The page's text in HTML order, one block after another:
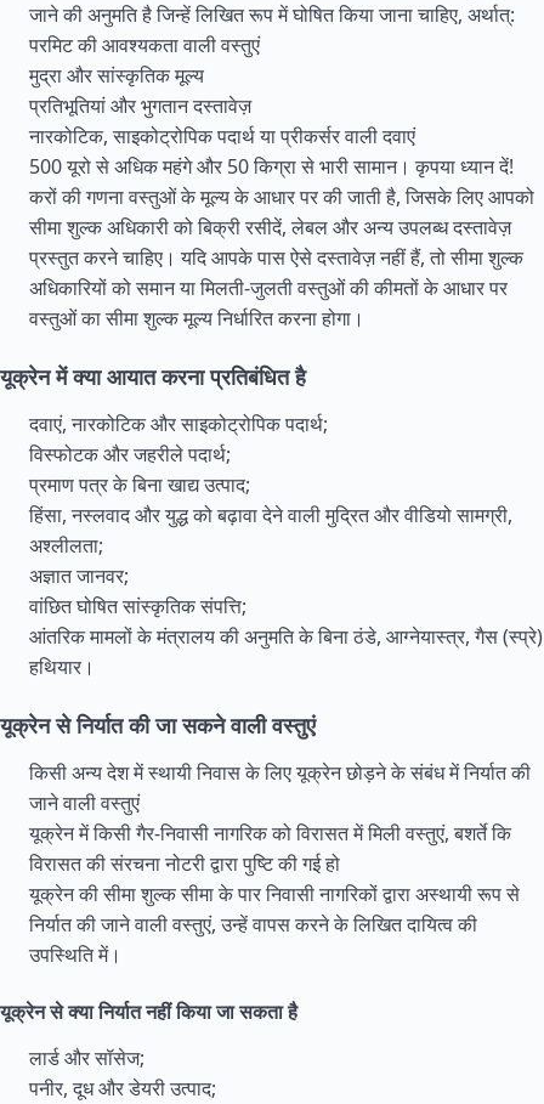
जाने की अनुमति है जिन्हें लिखित रूप में घोषित किया जाना चाहिए, अर्थात्:
परमिट की आवश्यकता वाली वस्तुएं
मुद्रा और सांस्कृतिक मूल्य
प्रतिभूतियां और भुगतान दस्तावेज़
नारकोटिक, साइकोट्रोपिक पदार्थ या प्रीकर्सर वाली दवाएं
500 यूरो से अधिक महंगे और 50 किग्रा से भारी सामान। कृपया ध्यान दें!
करों की गणना वस्तुओं के मूल्य के आधार पर की जाती है, जिसके लिए आपको
सीमा शुल्क अधिकारी को बिक्री रसीदें, लेबल और अन्य उपलब्ध दस्तावेज़
प्रस्तुत करने चाहिए। यदि आपके पास ऐसे दस्तावेज़ नहीं हैं, तो सीमा शुल्क
अधिकारियों को समान या मिलती-जुलती वस्तुओं की कीमतों के आधार पर
वस्तुओं का सीमा शुल्क मूल्य निर्धारित करना होगा।
यूक्रेन में क्या आयात करना प्रतिबंधित है
दवाएं, नारकोटिक और साइकोट्रोपिक पदार्थ;
विस्फोटक और जहरीले पदार्थ;
प्रमाण पत्र के बिना खाद्य उत्पाद;
हिंसा, नस्लवाद और युद्ध को बढ़ावा देने वाली मुद्रित और वीडियो सामग्री,
अश्लीलता;
अज्ञात जानवर;
वांछित घोषित सांस्कृतिक संपत्ति;
आंतरिक मामलों के मंत्रालय की अनुमति के बिना ठंडे, आग्नेयास्त्र, गैस (स्प्रे)
हथियार।
यूक्रेन से निर्यात की जा सकने वाली वस्तुएं
किसी अन्य देश में स्थायी निवास के लिए यूक्रेन छोड़ने के संबंध में निर्यात की
जाने वाली वस्तुएं
यूक्रेन में किसी गैर-निवासी नागरिक को विरासत में मिली वस्तुएं, बशर्ते कि
विरासत की संरचना नोटरी द्वारा पुष्टि की गई हो
यूक्रेन की सीमा शुल्क सीमा के पार निवासी नागरिकों द्वारा अस्थायी रूप से
निर्यात की जाने वाली वस्तुएं, उन्हें वापस करने के लिखित दायित्व की
उपस्थिति में।
यूक्रेन से क्या निर्यात नहीं किया जा सकता है
लार्ड और सॉसेज;
पनीर, दूध और डेयरी उत्पाद;